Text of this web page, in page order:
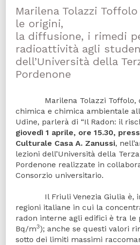
Marilena Tolazzi
le origini,
la diffusione, i rimedi
radioattività agli
dell’Università della
Pordenone
Marilena Tolazzi Toffolo,
chimica e chimica ambientale
Udine, parlerà di “Il Radon: il
giovedì 1 aprile, ore 15.30,
Culturale Casa A. Zanussi,
lezioni dell’Università della
Pordenone realizzate in
Consorzio universitario.
Il Friuli Venezia Giulia è,
regioni italiane in cui la
radon interne agli edifici è tra le
Bq/m3); anche se questi valori
sotto dei limiti massimi